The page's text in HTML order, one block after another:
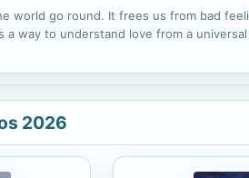
world go round. It frees us from bad
a way to understand love from a
2026